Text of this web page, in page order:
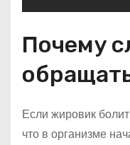
Почему
Если жировик
что в организме